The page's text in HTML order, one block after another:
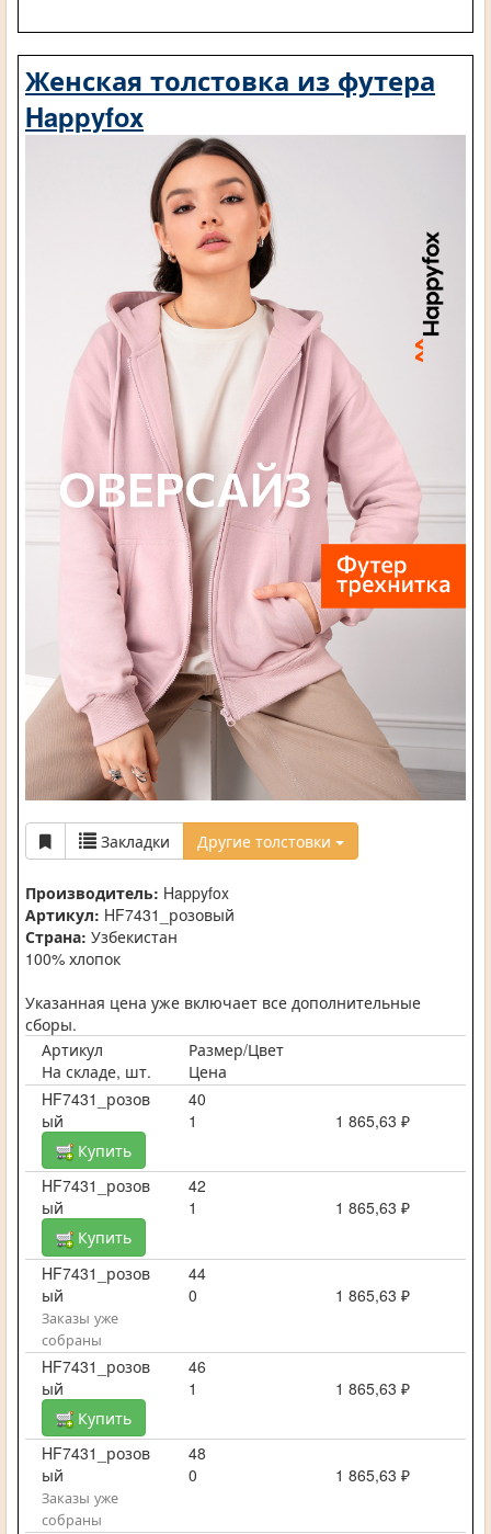
Женская толстовка из футера
Happyfox
Закладки Другие толстовки
Производитель: Happyfox
Артикул: HF7431_розовый
Страна: Узбекистан
100% хлопок
Указанная цена уже включает все дополнительные
сборы.
Артикул
Размер/Цвет
На складе, шт.
Цена
HF7431_розов
ый
40
1
1 865,63 ₽
Купить
HF7431_розов
ый
42
1
1 865,63 ₽
Купить
HF7431_розов
ый
44
0
1 865,63 ₽
Заказы уже
собраны
HF7431_розов
ый
46
1
1 865,63 ₽
Купить
HF7431_розов
ый
48
0
1 865,63 ₽
Заказы уже
собраны